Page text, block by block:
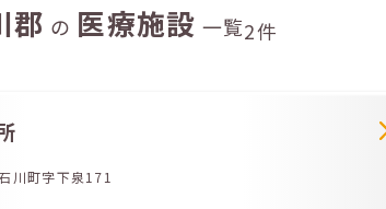
郡 の 医療施設 一覧2件
川町字下泉171